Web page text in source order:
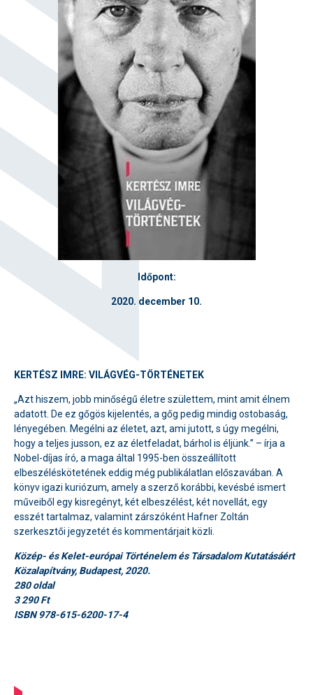
Időpont:
2020. december 10.
KERTÉSZ IMRE: VILÁGVÉG-TÖRTÉNETEK
„Azt hiszem, jobb minőségű életre születtem, mint amit élnem
adatott. De ez gőgös kijelentés, a gőg pedig mindig ostobaság,
lényegében. Megélni az életet, azt, ami jutott, s úgy megélni,
hogy a teljes jusson, ez az életfeladat, bárhol is éljünk.” – írja a
Nobel-díjas író, a maga által 1995-ben összeállított
elbeszéléskötetének eddig még publikálatlan előszavában. A
könyv igazi kuriózum, amely a szerző korábbi, kevésbé ismert
műveiből egy kisregényt, két elbeszélést, két novellát, egy
esszét tartalmaz, valamint zárszóként Hafner Zoltán
szerkesztői jegyzetét és kommentárjait közli.
Közép- és Kelet-európai Történelem és Társadalom Kutatásáért
Közalapítvány, Budapest, 2020.
280 oldal
3 290 Ft
ISBN 978-615-6200-17-4